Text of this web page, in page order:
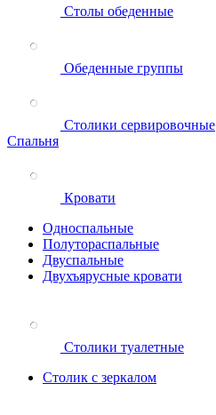
Столы обеденные
Обеденные группы
Столики сервировочные
Спальня
Кровати
Односпальные
Полутораспальные
Двуспальные
Двухъярусные кровати
Столики туалетные
Столик с зеркалом